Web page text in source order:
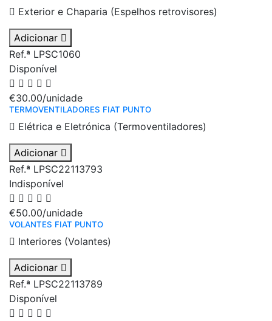
Exterior e Chaparia (Espelhos retrovisores)
Adicionar
Ref.ª LPSC1060
Disponível
€30.00/unidade
TERMOVENTILADORES FIAT PUNTO
Elétrica e Eletrónica (Termoventiladores)
Adicionar
Ref.ª LPSC22113793
Indisponível
€50.00/unidade
VOLANTES FIAT PUNTO
Interiores (Volantes)
Adicionar
Ref.ª LPSC22113789
Disponível